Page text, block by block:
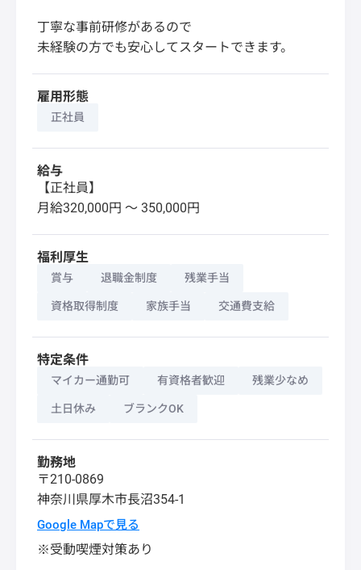
丁寧な事前研修があるので
未経験の方でも安心してスタートできます。
雇用形態
正社員
給与
【正社員】
月給320,000円 〜 350,000円
福利厚生
賞与 退職金制度 残業手当
資格取得制度 家族手当 交通費支給
特定条件
マイカー通勤可 有資格者歓迎 残業少なめ
土日休み ブランクOK
勤務地
〒210-0869
神奈川県厚木市長沼354-1
Google Mapで見る
※受動喫煙対策あり